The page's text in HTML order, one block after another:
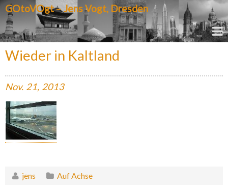
GOtoVOgt – Jens Vogt, Dresden
Wieder in Kaltland
Nov. 21, 2013
jens Auf Achse